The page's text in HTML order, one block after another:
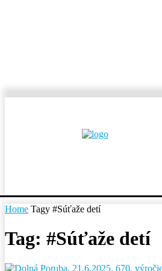
Home Tagy #Súťaže detí
Tag: #Súťaže detí